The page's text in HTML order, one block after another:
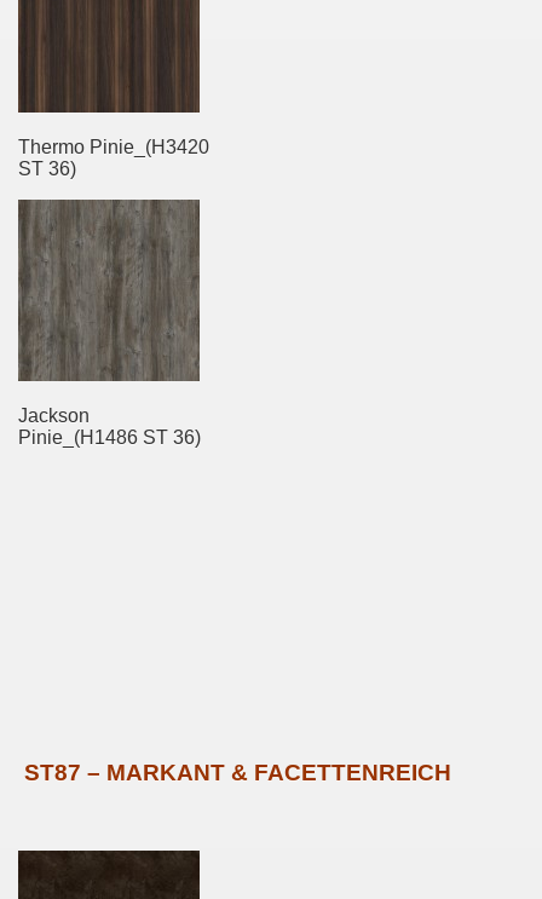
Thermo Pinie_(H3420
ST 36)
Jackson
Pinie_(H1486 ST 36)
ST87 – MARKANT & FACETTENREICH